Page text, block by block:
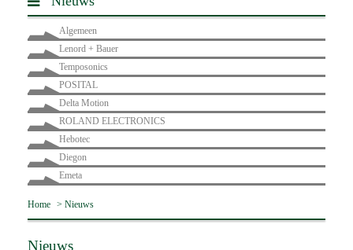
Algemeen
Lenord + Bauer
Temposonics
POSITAL
Delta Motion
ROLAND ELECTRONICS
Hebotec
Diegon
Emeta
Home > Nieuws
Nieuws